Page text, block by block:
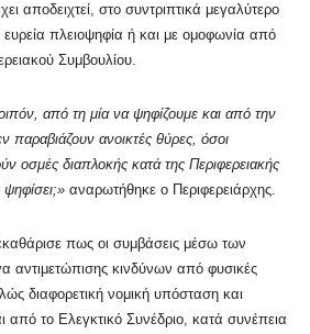
αποδειχτεί, στο συντριπτικά μεγαλύτερο
ευρεία πλειοψηφία ή και με ομοφωνία από
Συμβουλίου.
από τη μία να ψηφίζουμε και από την
παραβιάζουν ανοικτές θύρες, όσοι
οσμές διαπλοκής κατά της Περιφερειακής
ψηφίσει;» αναρωτήθηκε ο Περιφερειάρχης.
πως οι συμβάσεις μέσω των
αντιμετώπισης κινδύνων από φυσικές
διαφορετική νομική υπόσταση και
από το Ελεγκτικό Συνέδριο, κατά συνέπεια